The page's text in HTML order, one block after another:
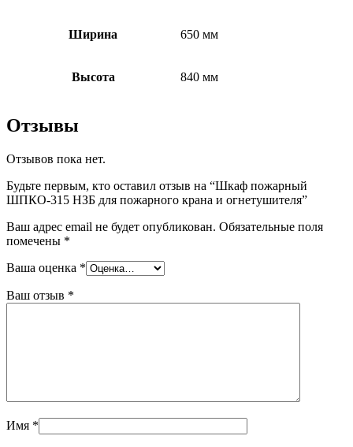
Ширина 650 мм
Высота 840 мм
Отзывы
Отзывов пока нет.
Будьте первым, кто оставил отзыв на “Шкаф пожарный
ШПКО-315 НЗБ для пожарного крана и огнетушителя”
Ваш адрес email не будет опубликован. Обязательные поля
помечены *
Ваша оценка *
Ваш отзыв *
Имя *